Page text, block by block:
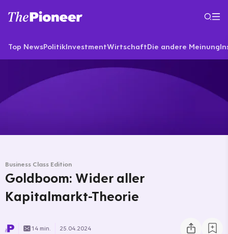
Top NewsPolitikInvestmentWirtschaftDie andere Meinung
Business Class Edition
Goldboom: Wider aller
Kapitalmarkt-Theorie
14 min. 25.04.2024